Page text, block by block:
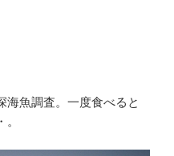
海魚調査。一度食べると